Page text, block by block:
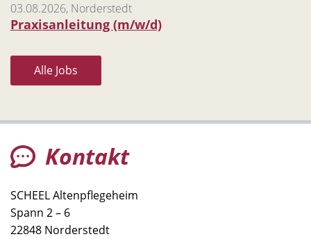
03.08.2026, Norderstedt
Praxisanleitung (m/w/d)
Alle Jobs
Kontakt
SCHEEL Altenpflegeheim
Spann 2 – 6
22848 Norderstedt